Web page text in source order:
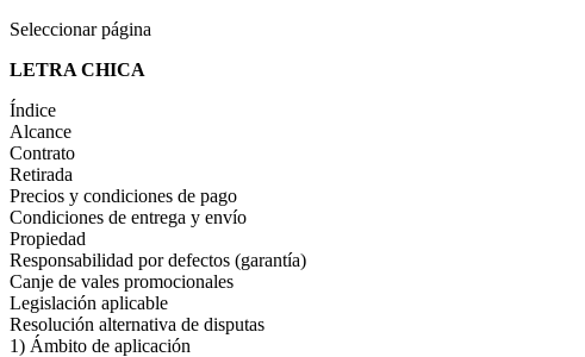
Seleccionar página
LETRA CHICA
Índice
Alcance
Contrato
Retirada
Precios y condiciones de pago
Condiciones de entrega y envío
Propiedad
Responsabilidad por defectos (garantía)
Canje de vales promocionales
Legislación aplicable
Resolución alternativa de disputas
1) Ámbito de aplicación